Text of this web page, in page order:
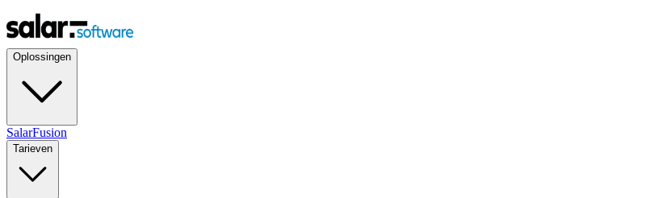
Oplossingen
SalarFusion
Tarieven